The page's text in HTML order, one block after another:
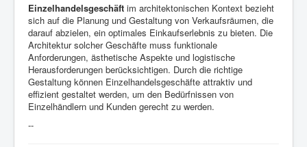
Einzelhandelsgeschäft im architektonischen Kontext bezieht
sich auf die Planung und Gestaltung von Verkaufsräumen, die
darauf abzielen, ein optimales Einkaufserlebnis zu bieten. Die
Architektur solcher Geschäfte muss funktionale
Anforderungen, ästhetische Aspekte und logistische
Herausforderungen berücksichtigen. Durch die richtige
Gestaltung können Einzelhandelsgeschäfte attraktiv und
effizient gestaltet werden, um den Bedürfnissen von
Einzelhändlern und Kunden gerecht zu werden.
--